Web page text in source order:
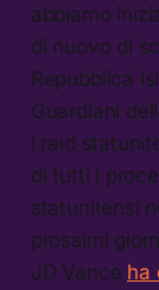
abbiamo
di nuovo di
Repubblica
Guardiani
i raid
di tutti i
statunitensi
prossimi
JD Vance ha